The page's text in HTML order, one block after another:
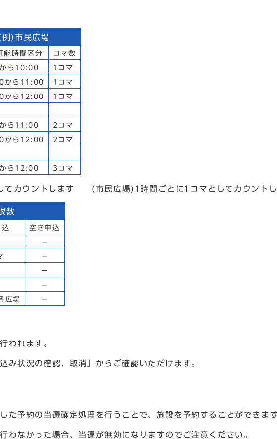
例)市民広場
能時間区分 コマ数
ら10:00 1コマ
から11:00 1コマ
から12:00 1コマ
ら11:00 2コマ
から12:00 2コマ
ら12:00 3コマ
てカウントします (市民広場)1時間ごとに1コマとしてカウント
数
込 空き申込
ー
ー
ー
ー
広場 ー
われます。
み状況の確認、取消」からご確認いただけます。
た予約の当選確定処理を行うことで、施設を予約することができま
わなかった場合、当選が無効になりますのでご注意ください。